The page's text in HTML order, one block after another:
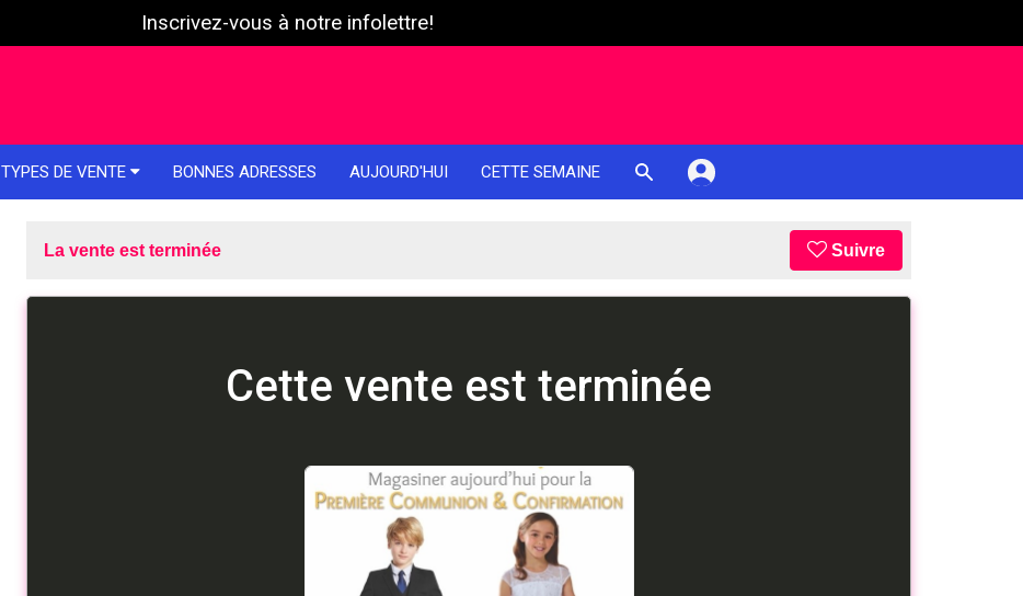
Inscrivez-vous à notre infolettre!
TYPES DE VENTE BONNES ADRESSES AUJOURD'HUI CETTE SEMAINE
La vente est terminée Suivre
Cette vente est terminée